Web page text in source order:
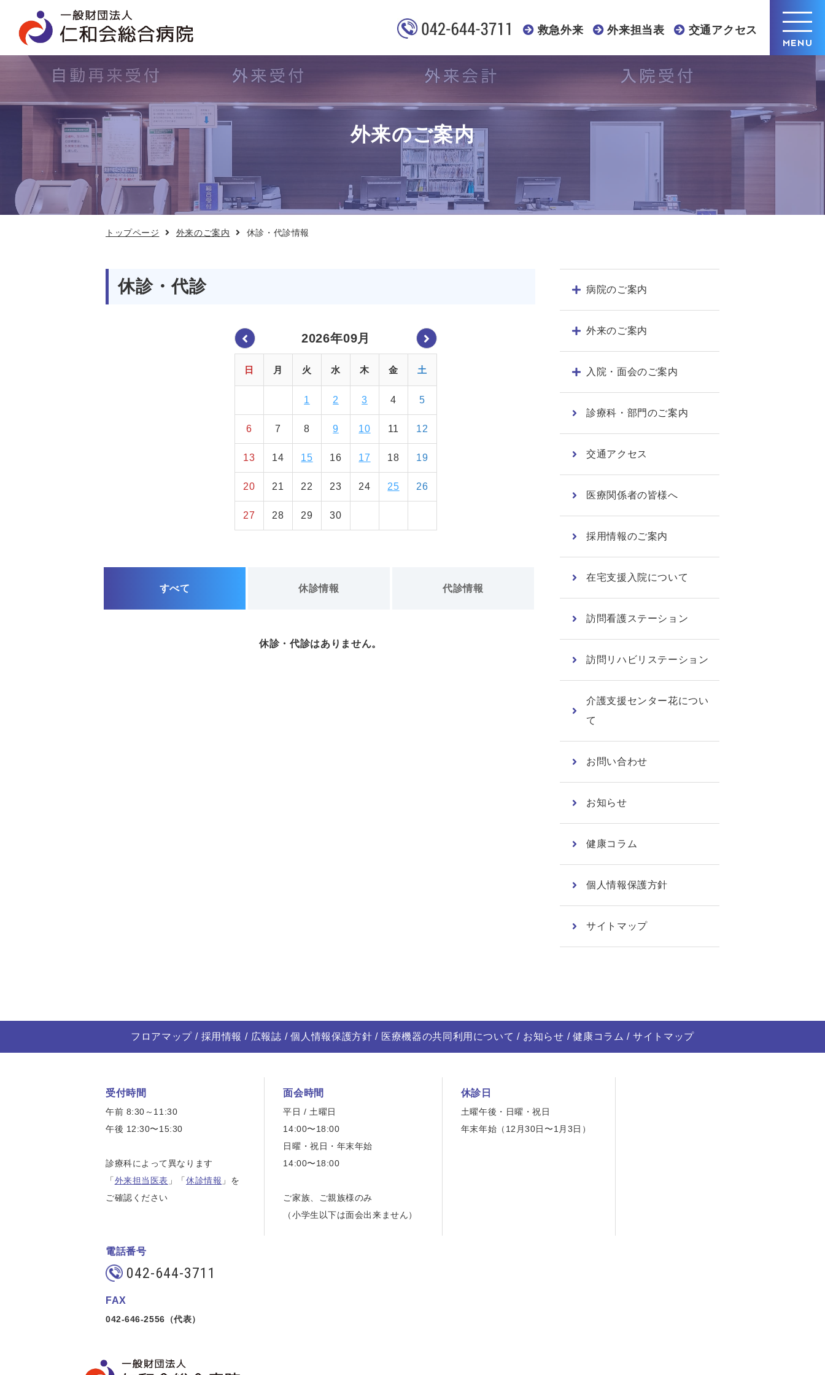
情
救急外来 外来担当表 交通アクセス
MENU
外来のご案内
トップページ 外来のご案内 休診・代診情報
休診・代診
2026年09月
日 月 火 水 木 金 土
1 2 3 4 5
6 7 8 9 10 11 12
13 14 15 16 17 18 19
20 21 22 23 24 25 26
27 28 29 30
すべて 休診情報 代診情報
休診・代診はありません。
病院のご案内
外来のご案内
入院・面会のご案内
診療科・部門のご案内
交通アクセス
医療関係者の皆様へ
採用情報のご案内
在宅支援入院について
訪問看護ステーション
訪問リハビリステーション
介護支援センター花につい
て
お問い合わせ
お知らせ
健康コラム
個人情報保護方針
サイトマップ
フロアマップ 採用情報 広報誌 個人情報保護方針 医療機器の共同利用について お知らせ 健康コラム サイトマップ
受付時間
午前 8:30～11:30
午後 12:30〜15:30
診療科によって異なります
「外来担当医表 」「休診情報 」を
ご確認ください
面会時間
平日 / 土曜日
14:00〜18:00
日曜・祝日・年末年始
14:00〜18:00
ご家族、ご親族様のみ
（小学生以下は面会出来ません）
休診日
土曜午後・日曜・祝日
年末年始（12月30日〜1月3日）
電話番号
042-644-3711
FAX
042-646-2556（代表）